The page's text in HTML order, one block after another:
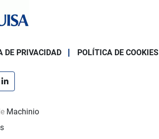
DE PRIVACIDAD POLÍTICA DE COOKIES
linkedin
Machinio